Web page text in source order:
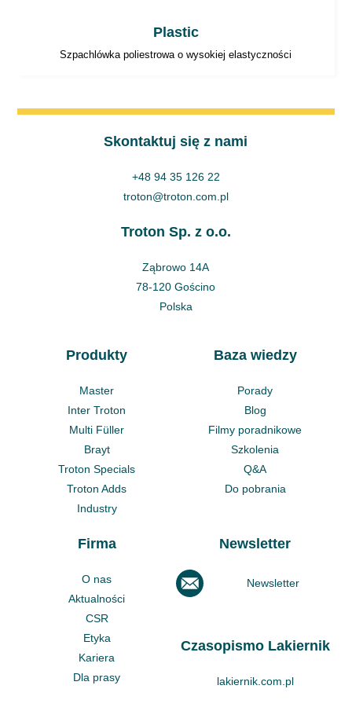
Plastic
Szpachlówka poliestrowa o wysokiej elastyczności
Skontaktuj się z nami
+48 94 35 126 22
troton@troton.com.pl
Troton Sp. z o.o.
Ząbrowo 14A
78-120 Gościno
Polska
Produkty
Master
Inter Troton
Multi Füller
Brayt
Troton Specials
Troton Adds
Industry
Baza wiedzy
Porady
Blog
Filmy poradnikowe
Szkolenia
Q&A
Do pobrania
Firma
O nas
Aktualności
CSR
Etyka
Kariera
Dla prasy
Newsletter
Newsletter
Czasopismo Lakiernik
lakiernik.com.pl